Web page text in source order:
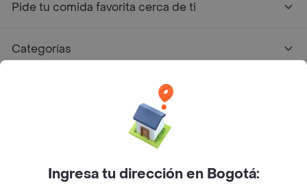
Pide tu comida favorita cerca de ti
Categorías
Facebook
Twitter
Instagram
Ingresa tu dirección en Bogotá: